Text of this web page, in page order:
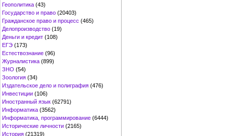
Геополитика (43)
Государство и право (20403)
Гражданское право и процесс (465)
Делопроизводство (19)
Деньги и кредит (108)
ЕГЭ (173)
Естествознание (96)
Журналистика (899)
ЗНО (54)
Зоология (34)
Издательское дело и полиграфия (476)
Инвестиции (106)
Иностранный язык (62791)
Информатика (3562)
Информатика, программирование (6444)
Исторические личности (2165)
История (21319)